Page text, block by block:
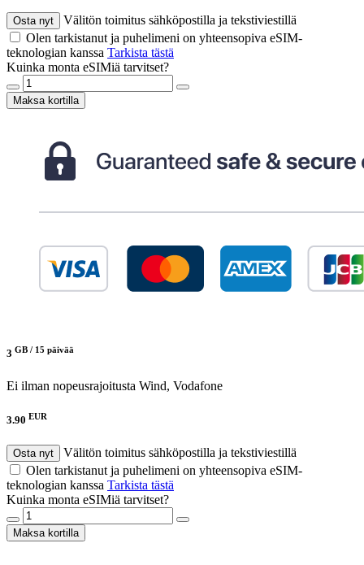
Osta nyt
Välitön toimitus sähköpostilla ja tekstiviestillä
Olen tarkistanut ja puhelimeni on yhteensopiva eSIM-
teknologian kanssa Tarkista tästä
Kuinka monta eSIMiä tarvitset?
Maksa kortilla
3 GB / 15 päivää
Ei ilman nopeusrajoitusta Wind, Vodafone
3.90 EUR
Osta nyt
Välitön toimitus sähköpostilla ja tekstiviestillä
Olen tarkistanut ja puhelimeni on yhteensopiva eSIM-
teknologian kanssa Tarkista tästä
Kuinka monta eSIMiä tarvitset?
Maksa kortilla